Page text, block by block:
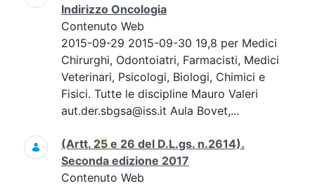
Indirizzo Oncologia
Contenuto Web
2015-09-29 2015-09-30 19,8 per Medici
Chirurghi, Odontoiatri, Farmacisti, Medici
Veterinari, Psicologi, Biologi, Chimici e
Fisici. Tutte le discipline Mauro Valeri
aut.der.sbgsa@iss.it Aula Bovet,...
(Artt. 25 e 26 del D.L.gs. n.2614).
Seconda edizione 2017
Contenuto Web